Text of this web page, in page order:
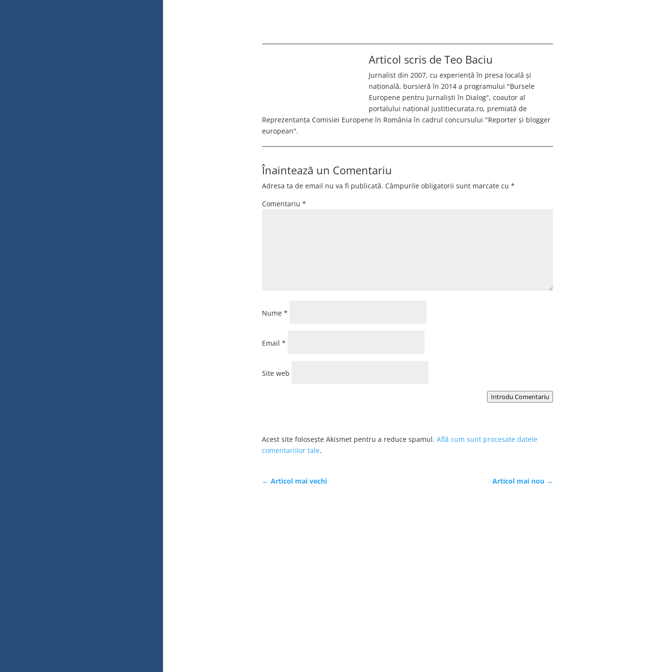
Articol scris de Teo Baciu
Jurnalist din 2007, cu experiență în presa locală și
națională, bursieră în 2014 a programului "Bursele
Europene pentru Jurnaliști în Dialog", coautor al
portalului național justitiecurata.ro, premiată de
Reprezentanța Comisiei Europene în România în cadrul concursului "Reporter și blogger
european".
Înaintează un Comentariu
Adresa ta de email nu va fi publicată. Câmpurile obligatorii sunt marcate cu *
Comentariu *
Nume *
Email *
Site web
Introdu Comentariu
Acest site folosește Akismet pentru a reduce spamul. Află cum sunt procesate datele
comentariilor tale.
← Articol mai vechi Articol mai nou →